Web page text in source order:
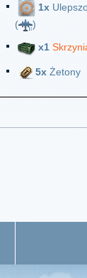
1x
(
)
х1
5x Żetony